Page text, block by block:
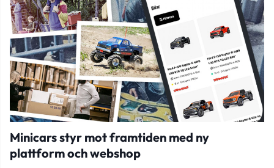
Minicars styr mot framtiden med ny
plattform och webshop